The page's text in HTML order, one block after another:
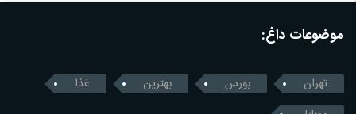
موضوعات داغ:
تهران بورس بهترین
غذا